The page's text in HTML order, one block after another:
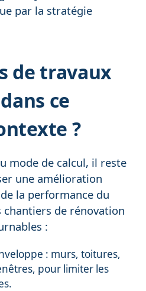
par la stratégie
de travaux
ce
?
mode de calcul, il reste
une amélioration
la performance du
de rénovation
:
: murs, toitures,
pour limiter les